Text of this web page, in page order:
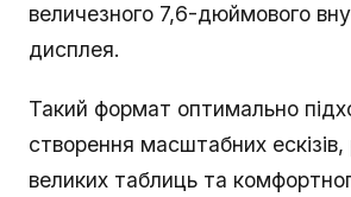
величезного 7,6-дюймового
дисплея.
Такий формат оптимально
створення масштабних
великих таблиць та